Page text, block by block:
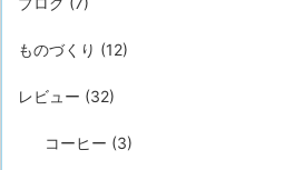
ものづくり (12)
レビュー (32)
コーヒー (3)